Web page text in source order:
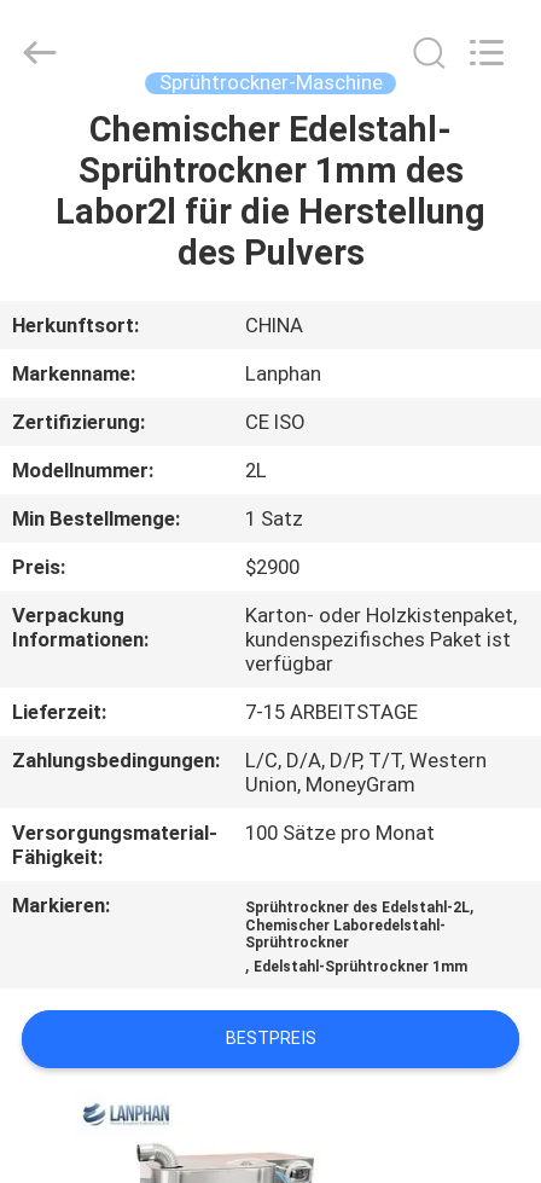
PRODUKTE
ÜBER
FABRIK-
AUSFLUG
QUALITÄTSKONTROLLE
SIE
MIT
IN
VERBINDUNG
SITEMAP
Co.,Ltd.
Sprühtrockner-Maschine
Chemischer Edelstahl-
Sprühtrockner 1mm des
Labor2l für die Herstellung
des Pulvers
Herkunftsort:
CHINA
Markenname:
Lanphan
Zertifizierung:
CE ISO
Modellnummer:
2L
Min Bestellmenge:
1 Satz
Preis:
$2900
Verpackung
Informationen:
Karton- oder Holzkistenpaket,
kundenspezifisches Paket ist
verfügbar
Lieferzeit:
7-15 ARBEITSTAGE
Zahlungsbedingungen:
L/C, D/A, D/P, T/T, Western
Union, MoneyGram
Versorgungsmaterial-
Fähigkeit:
100 Sätze pro Monat
Markieren: Sprühtrockner des Edelstahl-2L,
Chemischer Laboredelstahl-
Sprühtrockner
, Edelstahl-Sprühtrockner 1mm
BESTPREIS